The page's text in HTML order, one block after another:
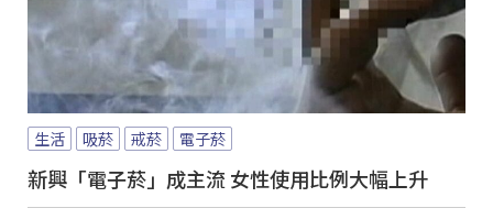
生活 吸菸 戒菸 電子菸
新興「電子菸」成主流 女性使用比例大幅上升